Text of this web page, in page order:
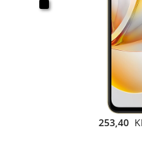
253,40